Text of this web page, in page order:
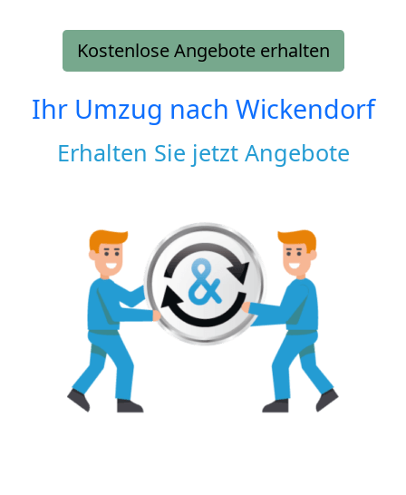
Kostenlose Angebote erhalten
Ihr Umzug nach Wickendorf
Erhalten Sie jetzt Angebote